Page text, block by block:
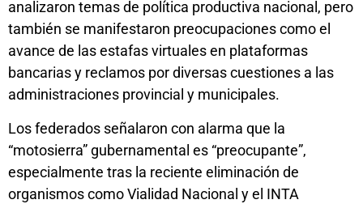
analizaron temas de política productiva nacional, pero
también se manifestaron preocupaciones como el
avance de las estafas virtuales en plataformas
bancarias y reclamos por diversas cuestiones a las
administraciones provincial y municipales.
Los federados señalaron con alarma que la
“motosierra” gubernamental es “preocupante”,
especialmente tras la reciente eliminación de
organismos como Vialidad Nacional y el INTA